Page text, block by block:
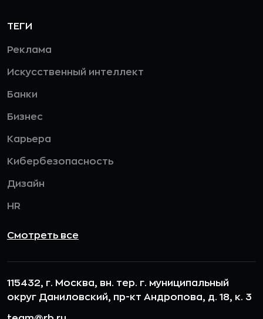
ТЕГИ
Реклама
Искусственный интеллект
Банки
Бизнес
Карьера
Кибербезопасность
Дизайн
HR
Смотреть все
115432, г. Москва, вн. тер. г. муниципальный
округ Даниловский, пр-кт Андропова, д. 18, к. 3